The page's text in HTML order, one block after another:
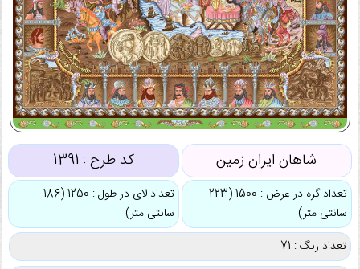
شاهان ایران زمین کد طرح : 1391
تعداد گره در عرض : 1500 (223
سانتی متر)
تعداد لای در طول : 1250 (186
سانتی متر)
تعداد رنگ : 71